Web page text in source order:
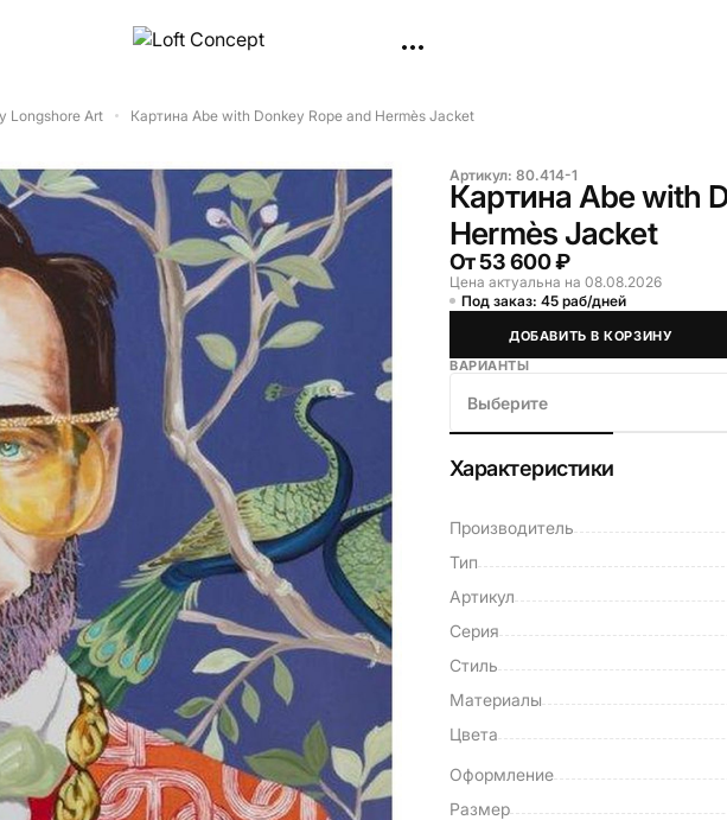
Longshore Art Картина Abe with Donkey Rope and Hermès Jacket
Артикул: 80.414-1
Картина Abe with
Hermès Jacket
От53 600 ₽
Цена актуальна на 08.08.2026
Под заказ: 45 раб/дней
ДОБАВИТЬ В КОРЗИНУ
ВАРИАНТЫ
Выберите
Характеристики
Производитель
Тип
Артикул
Серия
Стиль
Материалы
Цвета
Оформление
Размер